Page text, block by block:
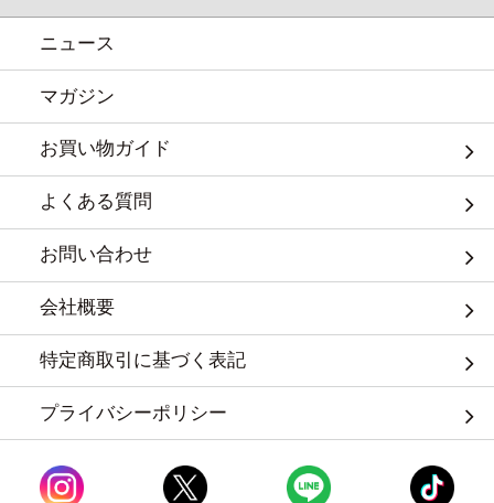
ニュース
マガジン
お買い物ガイド
よくある質問
お問い合わせ
会社概要
特定商取引に基づく表記
プライバシーポリシー